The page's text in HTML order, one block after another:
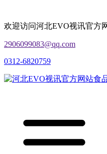
欢迎访问河北EVO视讯官方
2906099083@qq.com
0312-6820759